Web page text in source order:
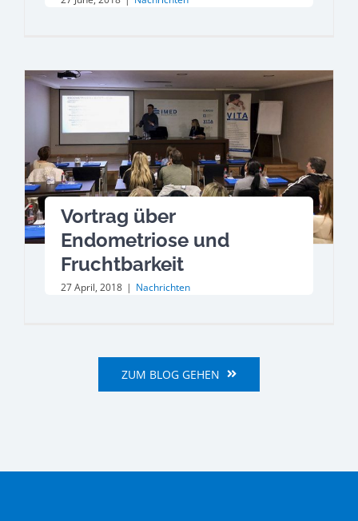
Vortrag über
Endometriose und
Fruchtbarkeit
27 April, 2018 | Nachrichten
ZUM BLOG GEHEN